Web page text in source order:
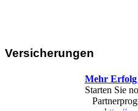
Versicherungen